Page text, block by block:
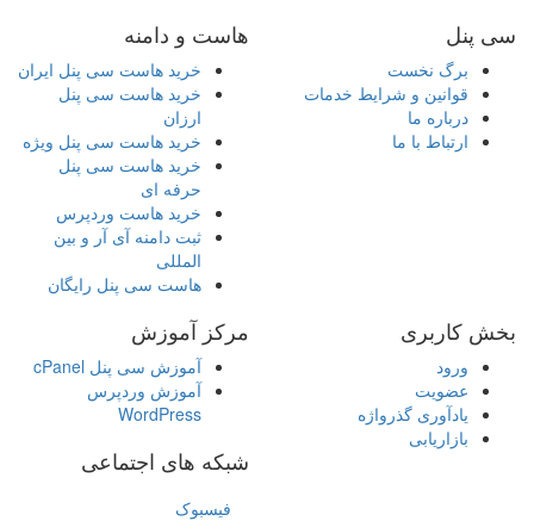
سی پنل
برگ نخست
قوانین و شرایط خدمات
درباره ما
ارتباط با ما
هاست و دامنه
خرید هاست سی پنل ایران
خرید هاست سی پنل
ارزان
خرید هاست سی پنل ویژه
خرید هاست سی پنل
حرفه ای
خرید هاست وردپرس
ثبت دامنه آی آر و بین
المللی
هاست سی پنل رایگان
بخش کاربری
ورود
عضویت
یادآوری گذرواژه
بازاریابی
مرکز آموزش
آموزش سی پنل cPanel
آموزش وردپرس
WordPress
شبکه های اجتماعی
فیسبوک